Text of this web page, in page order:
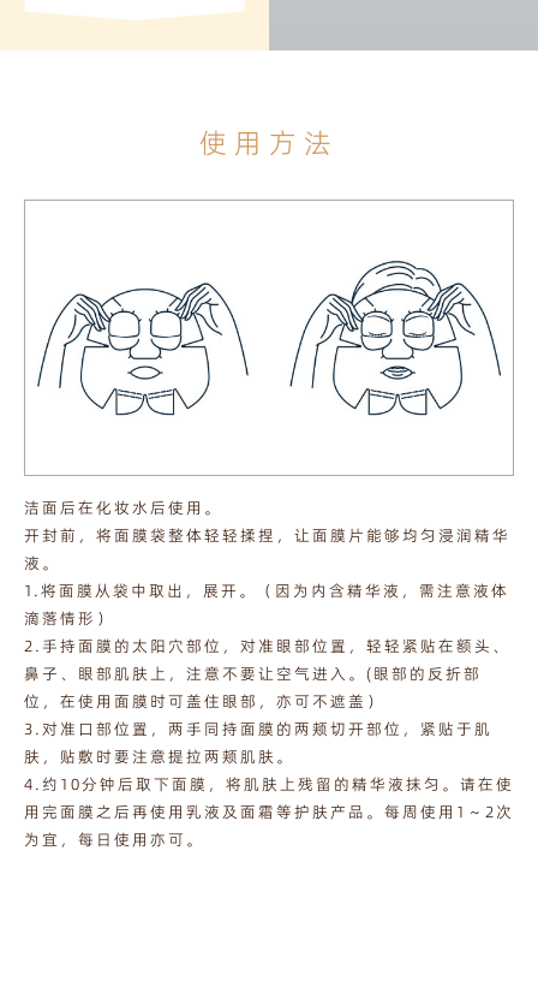
使用方法
洁面后在化妆水后使用。
开封前，将面膜袋整体轻轻揉捏，让面膜片能够均匀浸润精华
液。
1.将面膜从袋中取出，展开。（因为内含精华液，需注意液体
滴落情形）
2.手持面膜的太阳穴部位，对准眼部位置，轻轻紧贴在额头、
鼻子、眼部肌肤上，注意不要让空气进入。(眼部的反折部
位，在使用面膜时可盖住眼部，亦可不遮盖）
3.对准口部位置，两手同持面膜的两颊切开部位，紧贴于肌
肤，贴敷时要注意提拉两颊肌肤。
4.约10分钟后取下面膜，将肌肤上残留的精华液抹匀。请在使
用完面膜之后再使用乳液及面霜等护肤产品。每周使用1～2次
为宜，每日使用亦可。